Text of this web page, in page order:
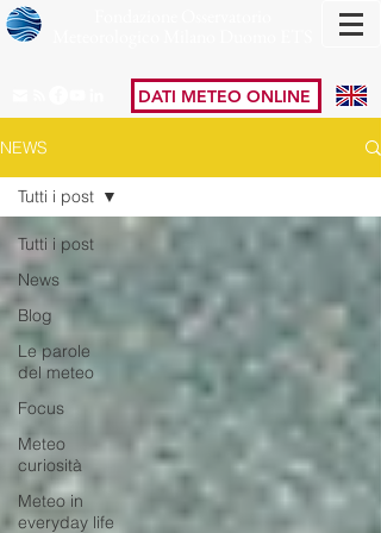
DATI METEO ONLINE
NEWS
Tutti i post
News
Blog
Le parole
del meteo
Focus
Meteo
curiosità
Meteo in
everyday life
Tutti i post